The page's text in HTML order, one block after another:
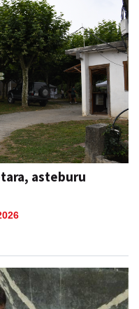
asteburu